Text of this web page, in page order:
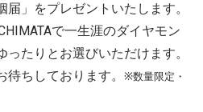
」をプレゼントいたします。
で一生涯のダイヤモン
ったりとお選びいただけます。
ちしております。
※数量限定・